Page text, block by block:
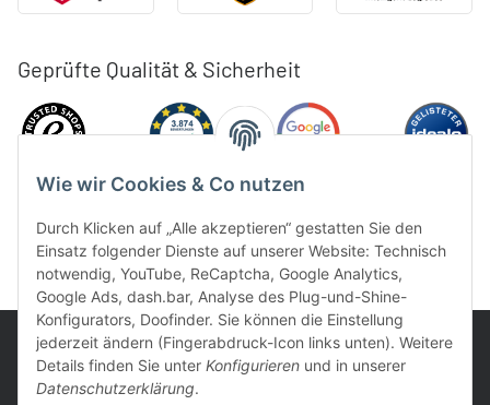
Wie wir Cookies & Co nutzen
Durch Klicken auf „Alle akzeptieren“ gestatten Sie den
Einsatz folgender Dienste auf unserer Website: Technisch
notwendig, YouTube, ReCaptcha, Google Analytics,
Google Ads, dash.bar, Analyse des Plug-und-Shine-
Konfigurators, Doofinder. Sie können die Einstellung
jederzeit ändern (Fingerabdruck-Icon links unten). Weitere
Details finden Sie unter Konfigurieren und in unserer
Datenschutzerklärung.
Geprüfte Qualität & Sicherheit